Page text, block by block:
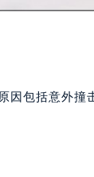
包括意外撞